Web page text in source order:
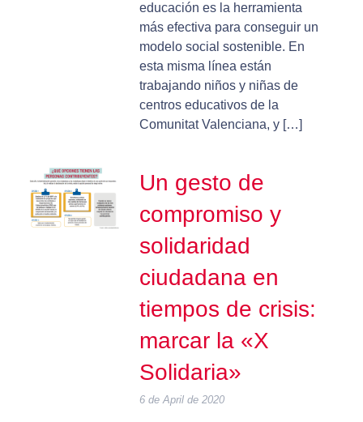
educación es la herramienta
más efectiva para conseguir un
modelo social sostenible. En
esta misma línea están
trabajando niños y niñas de
centros educativos de la
Comunitat Valenciana, y […]
Un gesto de
compromiso y
solidaridad
ciudadana en
tiempos de crisis:
marcar la «X
Solidaria»
6 de April de 2020